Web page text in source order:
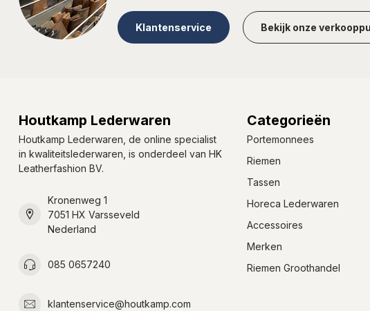
Klantenservice Bekijk onze
Houtkamp Lederwaren
Houtkamp Lederwaren, de online specialist
in kwaliteitslederwaren, is onderdeel van HK
Leatherfashion BV.
Kronenweg 1
7051 HX Varsseveld
Nederland
085 0657240
klantenservice@houtkamp.com
Categorieën
Portemonnees
Riemen
Tassen
Horeca Lederwaren
Accessoires
Merken
Riemen Groothandel